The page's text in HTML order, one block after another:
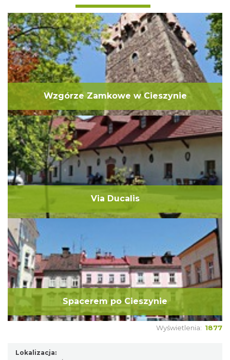
Wzgórze Zamkowe w Cieszynie
Via Ducalis
Spacerem po Cieszynie
Wyświetlenia: 1877
Lokalizacja: